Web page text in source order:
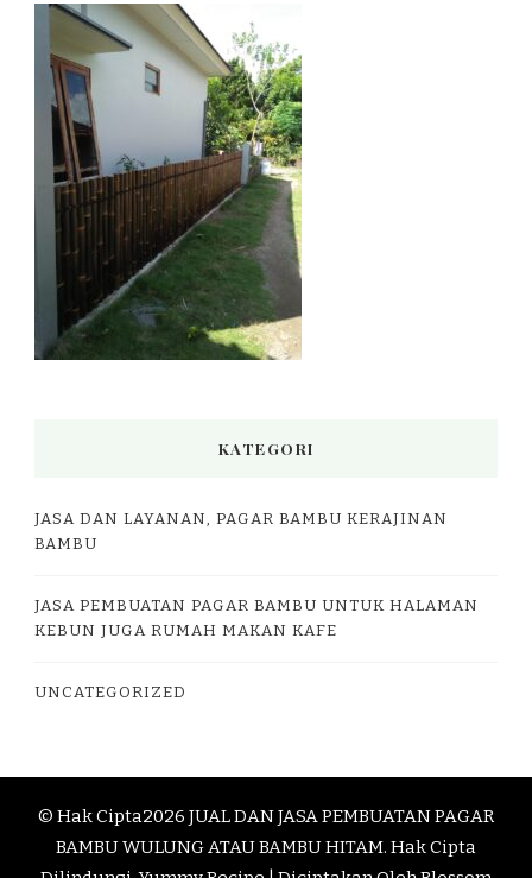
KATEGORI
JASA DAN LAYANAN, PAGAR BAMBU KERAJINAN
BAMBU
JASA PEMBUATAN PAGAR BAMBU UNTUK HALAMAN
KEBUN JUGA RUMAH MAKAN KAFE
UNCATEGORIZED
© Hak Cipta2026 JUAL DAN JASA PEMBUATAN PAGAR
BAMBU WULUNG ATAU BAMBU HITAM. Hak Cipta